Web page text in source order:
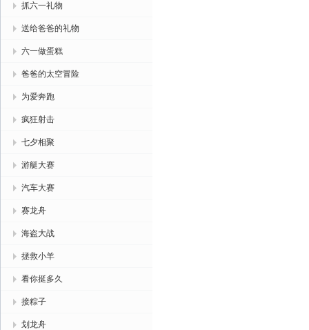
抓六一礼物
送给爸爸的礼物
六一做蛋糕
爸爸的太空冒险
为爱奔跑
疯狂射击
七夕相聚
游艇大赛
汽车大赛
赛龙舟
海盗大战
拯救小羊
看你挺多久
接粽子
划龙舟